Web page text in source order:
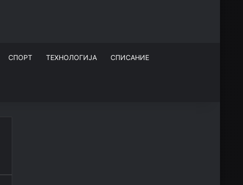
СПОРТ ТЕХНОЛОГИЈА СПИСАНИЕ